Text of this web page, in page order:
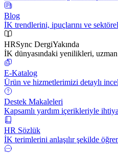
Blog
İK trendlerini, ipuçlarını ve
HRSync DergiYakında
İK dünyasındaki yenilikleri,
E-Katalog
Ürün ve hizmetlerimizi detaylı
Destek Makaleleri
Kapsamlı yardım içerikleriyle
HR Sözlük
İK terimlerini anlaşılır şekilde